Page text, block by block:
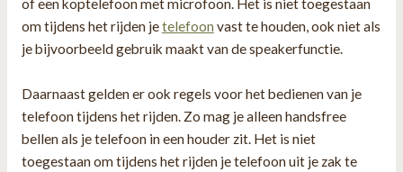
of een koptelefoon met microfoon. Het is niet toegestaan
om tijdens het rijden jetelefoon vast te houden, ook niet als
je bijvoorbeeld gebruik maakt van de speakerfunctie.
Daarnaast gelden er ook regels voor het bedienen van je
telefoon tijdens het rijden. Zo mag je alleen handsfree
bellen als je telefoon in een houder zit. Het is niet
toegestaan om tijdens het rijden je telefoon uit je zak te